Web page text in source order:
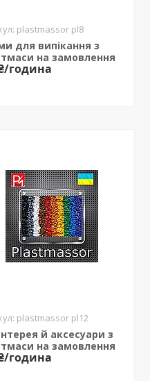
plastmassor pl8
для випікання з
на замовлення
година
plastmassor pl12
й аксесуари з
на замовлення
година